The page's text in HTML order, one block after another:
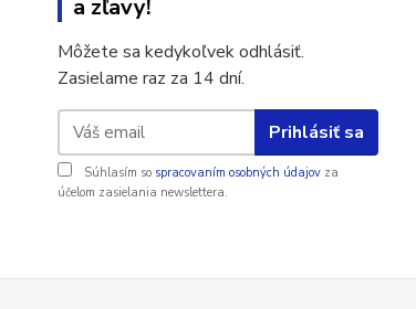
a zľavy!
Môžete sa kedykoľvek odhlásiť.
Zasielame raz za 14 dní.
Prihlásiť sa
Súhlasím so spracovaním osobných údajov za
účelom zasielania newslettera.